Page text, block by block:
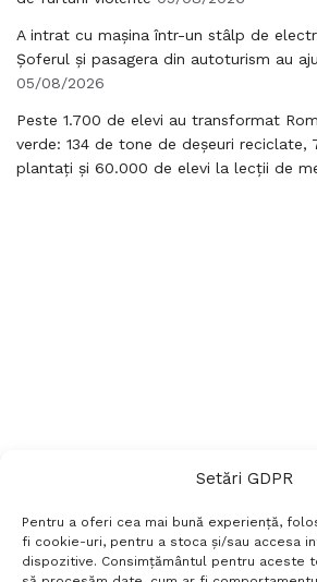
Setări GDPR
Pentru a oferi cea mai bună experiență,
fi cookie-uri, pentru a stoca și/sau accesa
dispozitive. Consimțământul pentru aceste
A intrat cu mașina într-un stâlp de
Șoferul și pasagera din autoturism au
05/08/2026
Peste 1.700 de elevi au transformat
verde: 134 de tone de deșeuri reciclate,
plantați și 60.000 de elevi la lecții de